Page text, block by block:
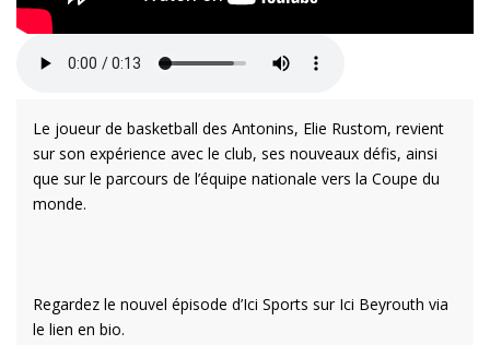
Le joueur de basketball des Antonins, Elie Rustom, revient
sur son expérience avec le club, ses nouveaux défis, ainsi
que sur le parcours de l’équipe nationale vers la Coupe du
monde.
Regardez le nouvel épisode d’Ici Sports sur Ici Beyrouth via
le lien en bio.